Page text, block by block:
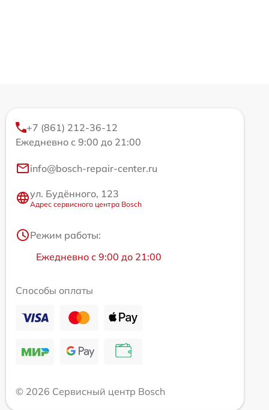
+7 (861) 212-36-12
Ежедневно с 9:00 до 21:00
info@bosch-repair-center.ru
ул. Будённого, 123
Адрес сервисного центра Bosch
Режим работы:
Ежедневно с 9:00 до 21:00
Способы оплаты
© 2026 Сервисный центр Bosch